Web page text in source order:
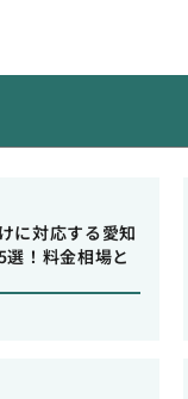
に対応する愛知
！料金相場と